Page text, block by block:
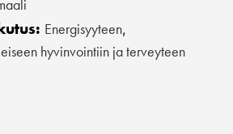
Energisyyteen,
hyvinvointiin ja terveyteen